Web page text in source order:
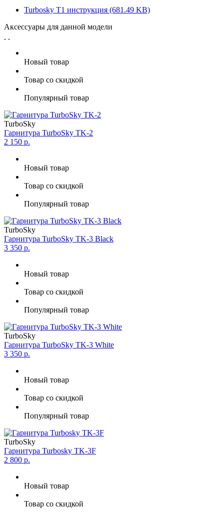
Turbosky T1 инструкция (681.49 KB)
Аксессуары для данной модели
Новый товар
Товар со скидкой
Популярный товар
TurboSky
Гарнитура TurboSky TK-2
2 150 р.
Новый товар
Товар со скидкой
Популярный товар
TurboSky
Гарнитура TurboSky TK-3 Black
3 350 р.
Новый товар
Товар со скидкой
Популярный товар
TurboSky
Гарнитура TurboSky TK-3 White
3 350 р.
Новый товар
Товар со скидкой
Популярный товар
TurboSky
Гарнитура Turbosky TK-3F
2 800 р.
Новый товар
Товар со скидкой